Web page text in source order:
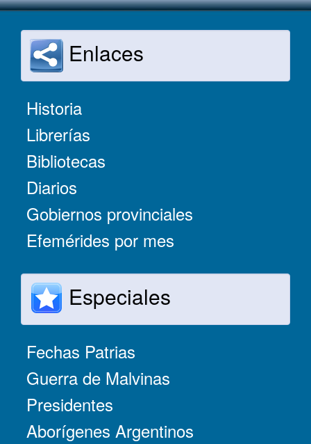
Enlaces
Historia
Librerías
Bibliotecas
Diarios
Gobiernos provinciales
Efemérides por mes
Especiales
Fechas Patrias
Guerra de Malvinas
Presidentes
Aborígenes Argentinos